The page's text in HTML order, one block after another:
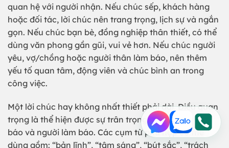
quan hệ với người nhận. Nếu chúc sếp, khách hàng
hoặc đối tác, lời chúc nên trang trọng, lịch sự và ngắn
gọn. Nếu chúc bạn bè, đồng nghiệp thân thiết, có thể
dùng văn phong gần gũi, vui vẻ hơn. Nếu chúc người
yêu, vợ/chồng hoặc người thân làm báo, nên thêm
yếu tố quan tâm, động viên và chúc bình an trong
công việc.
Một lời chúc hay không nhất thiết phải dài. Điều quan
trọng là thể hiện được sự trân trọng dành cho nghề
báo và người làm báo. Các cụm từ phù hợp có thể
dùng gồm: “bản lĩnh”, “tâm sáng”, “bút sắc”, “trách